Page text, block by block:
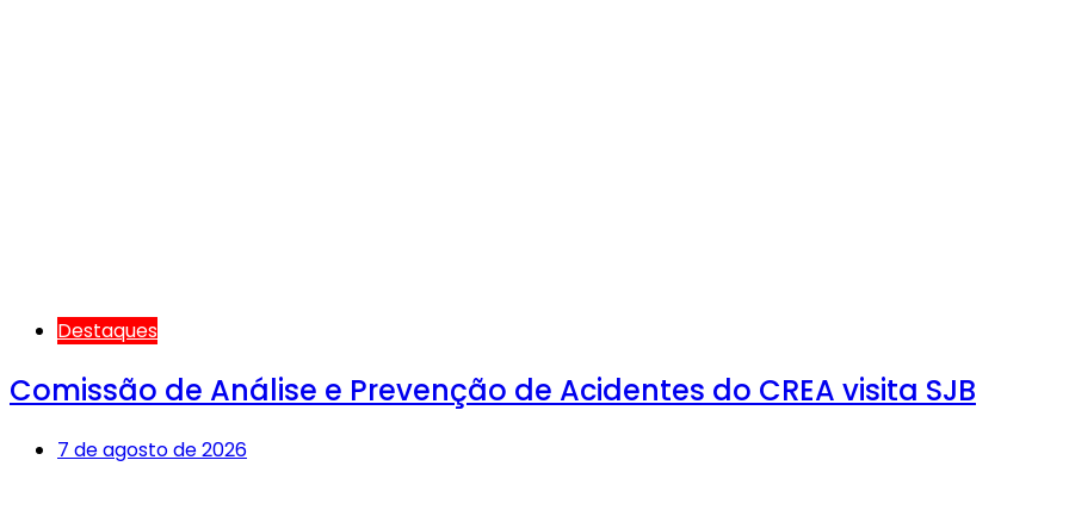
Destaques
Comissão de Análise e Prevenção de Acidentes do CREA visita SJB
7 de agosto de 2026